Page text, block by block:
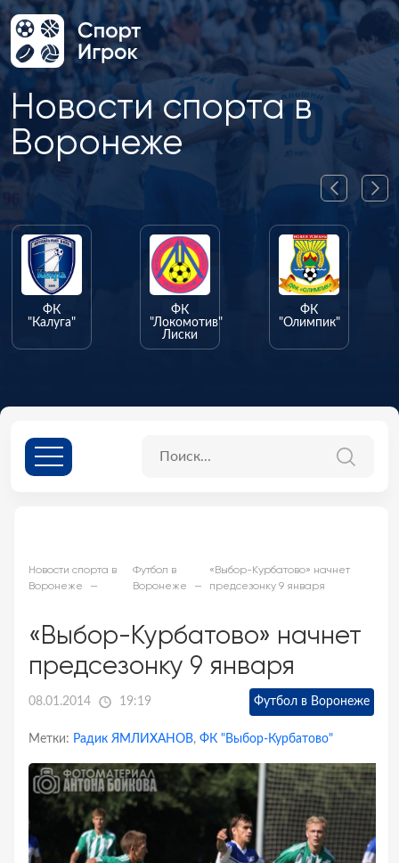
Новости спорта в
Воронеже
ФК
"Калуга"
ФК
"Локомотив"
Лиски
ФК
"Олимпик"
Новости спорта в
Воронеже
Футбол в
Воронеже
«Выбор-Курбатово» начнет
предсезонку 9 января
«Выбор-Курбатово» начнет
предсезонку 9 января
08.01.2014 19:19 Футбол в Воронеже
Метки: Радик ЯМЛИХАНОВ, ФК "Выбор-Курбатово"